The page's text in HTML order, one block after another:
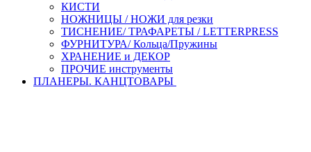
КИСТИ
НОЖНИЦЫ / НОЖИ для резки
ТИСНЕНИЕ/ ТРАФАРЕТЫ / LETTERPRESS
ФУРНИТУРА/ Кольца/Пружины
ХРАНЕНИЕ и ДЕКОР
ПРОЧИЕ инструменты
ПЛАНЕРЫ. КАНЦТОВАРЫ